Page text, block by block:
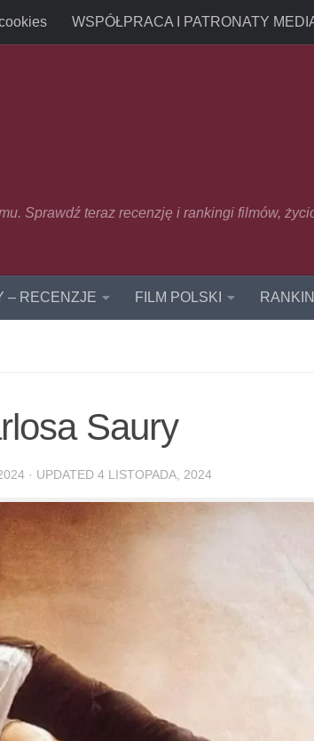
WSPÓŁPRACA I PATRONATY
Sprawdź teraz recenzję i rankingi filmów,
– RECENZJE FILM POLSKI
Saury
· UPDATED 4 LISTOPADA, 2024